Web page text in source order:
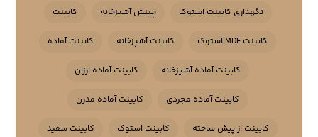
نگهداری کابینت استوک چینش آشپزخانه کابینت
کابینت MDF استوک کابینت آشپزخانه کابینت آماده
کابینت آماده آشپزخانه کابینت آماده ارزان
کابینت آماده مجردی کابینت آماده مدرن
کابینت از پیش ساخته کابینت استوک کابینت سفید